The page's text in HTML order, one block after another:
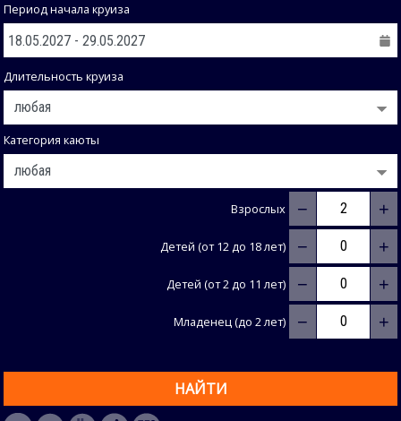
Период начала круиза
Длительность круиза
Категория каюты
Взрослых − +
Детей (от 12 до 18 лет) − +
Детей (от 2 до 11 лет) − +
Младенец (до 2 лет) − +
НАЙТИ